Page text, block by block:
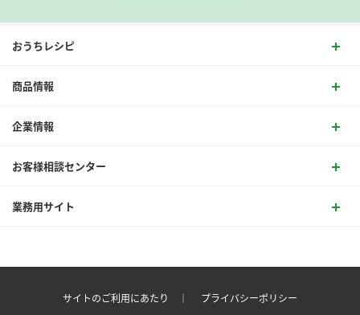
おうちレシピ
商品情報
企業情報
お客様相談センター
業務用サイト
サイトのご利用にあたり ｜
プライバシーポリシー